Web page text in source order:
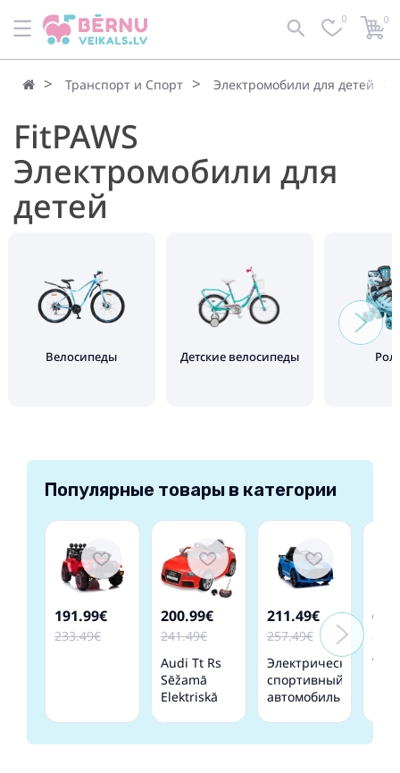
0 0
Транспорт и Спорт Электромобили для детей
FitPAWS
Электромобили для
детей
Велосипеды Детские велосипеды
Популярные товары в категории
191.99€
233.49€
200.99€
241.49€
Audi Tt Rs
Sēžamā
Elektriskā
Tālvadības
211.49€
257.49€
Электрический
спортивный
автомобиль
Mustang